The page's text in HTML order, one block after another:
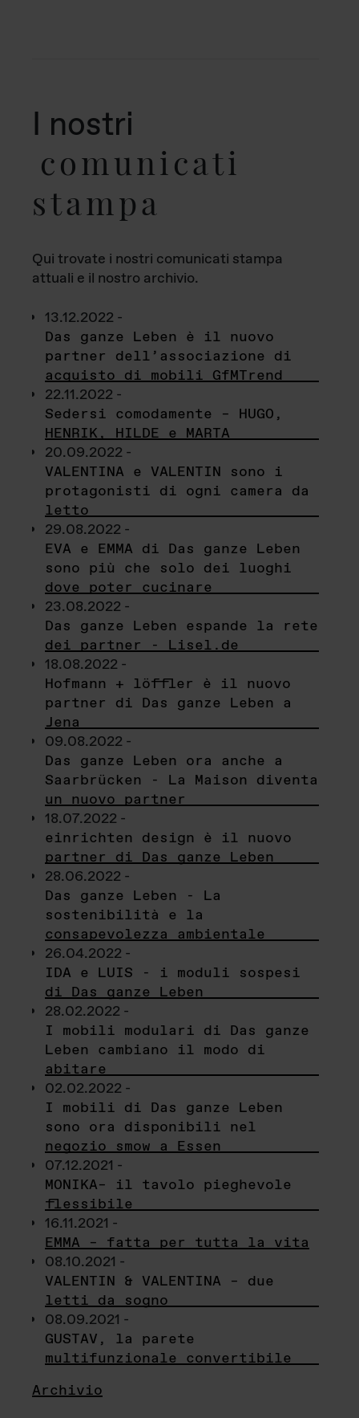
I nostri
comunicati
stampa
Qui trovate i nostri comunicati stampa
attuali e il nostro archivio.
13.12.2022 -
Das ganze Leben è il nuovo
partner dell’associazione di
acquisto di mobili GfMTrend
22.11.2022 -
Sedersi comodamente – HUGO,
HENRIK, HILDE e MARTA
20.09.2022 -
VALENTINA e VALENTIN sono i
protagonisti di ogni camera da
letto
29.08.2022 -
EVA e EMMA di Das ganze Leben
sono più che solo dei luoghi
dove poter cucinare
23.08.2022 -
Das ganze Leben espande la rete
dei partner - Lisel.de
18.08.2022 -
Hofmann + löffler è il nuovo
partner di Das ganze Leben a
Jena
09.08.2022 -
Das ganze Leben ora anche a
Saarbrücken - La Maison diventa
un nuovo partner
18.07.2022 -
einrichten design è il nuovo
partner di Das ganze Leben
28.06.2022 -
Das ganze Leben - La
sostenibilità e la
consapevolezza ambientale
26.04.2022 -
IDA e LUIS - i moduli sospesi
di Das ganze Leben
28.02.2022 -
I mobili modulari di Das ganze
Leben cambiano il modo di
abitare
02.02.2022 -
I mobili di Das ganze Leben
sono ora disponibili nel
negozio smow a Essen
07.12.2021 -
MONIKA– il tavolo pieghevole
flessibile
16.11.2021 -
EMMA – fatta per tutta la vita
08.10.2021 -
VALENTIN & VALENTINA – due
letti da sogno
08.09.2021 -
GUSTAV, la parete
multifunzionale convertibile
Archivio